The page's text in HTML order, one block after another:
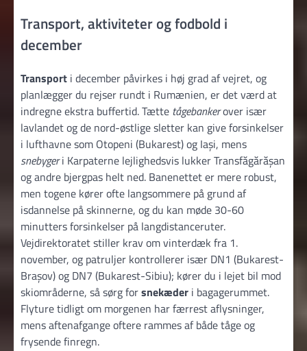
Transport, aktiviteter og fodbold i
december
Transport i december påvirkes i høj grad af vejret, og
planlægger du rejser rundt i Rumænien, er det værd at
indregne ekstra buffertid. Tætte tågebankerover især
lavlandet og de nord-østlige sletter kan give forsinkelser
i lufthavne som Otopeni (Bukarest) og Iași, mens
snebygeri Karpaterne lejlighedsvis lukker Transfăgărășan
og andre bjergpas helt ned. Banenettet er mere robust,
men togene kører ofte langsommere på grund af
isdannelse på skinnerne, og du kan møde 30-60
minutters forsinkelser på langdistanceruter.
Vejdirektoratet stiller krav om vinterdæk fra 1.
november, og patruljer kontrollerer især DN1 (Bukarest-
Brașov) og DN7 (Bukarest-Sibiu); kører du i lejet bil mod
skiområderne, så sørg forsnekæder i bagagerummet.
Flyture tidligt om morgenen har færrest aflysninger,
mens aftenafgange oftere rammes af både tåge og
frysende finregn.